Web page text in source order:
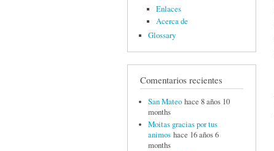
Enlaces
Acerca de
Glossary
Comentarios recientes
San Mateo hace 8 años 10
months
Moitas gracias por tus
animos hace 16 años 6
months